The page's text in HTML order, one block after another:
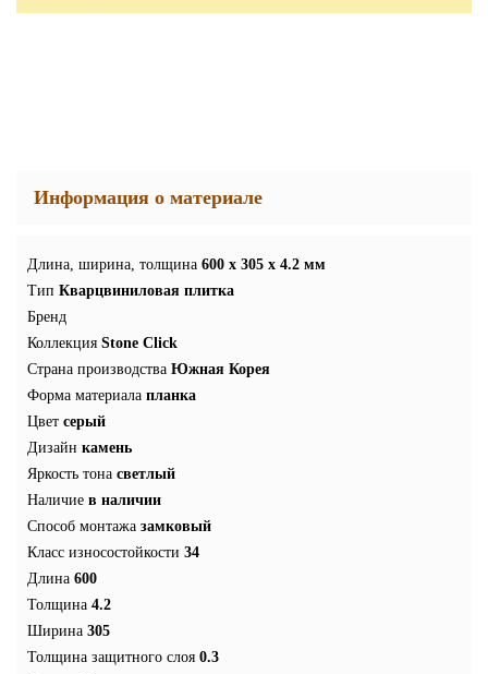
Информация о материале
Длина, ширина, толщина 600 x 305 x 4.2 мм
Тип Кварцвиниловая плитка
Бренд
Коллекция Stone Click
Страна производства Южная Корея
Форма материала планка
Цвет серый
Дизайн камень
Яркость тона светлый
Наличие в наличии
Способ монтажа замковый
Класс износостойкости 34
Длина 600
Толщина 4.2
Ширина 305
Толщина защитного слоя 0.3